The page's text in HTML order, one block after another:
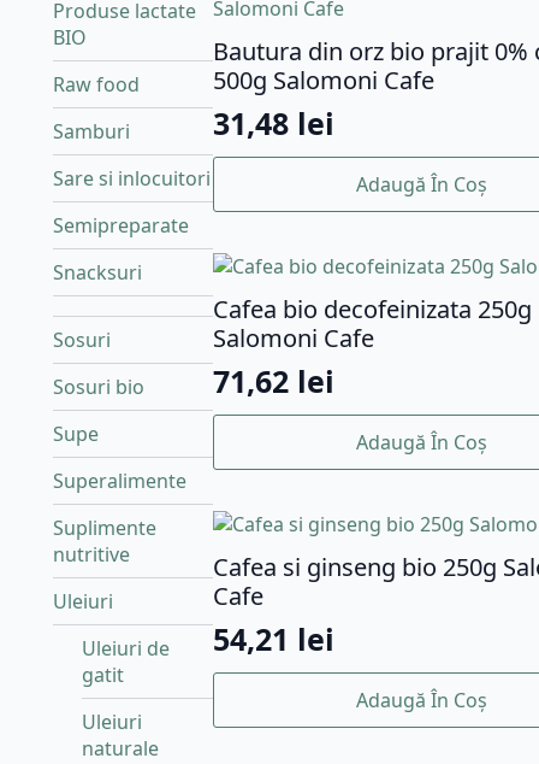
Produse lactate
BIO
Raw food
Samburi
Sare si inlocuitori
Semipreparate
Snacksuri
Sosuri
Sosuri bio
Supe
Superalimente
Suplimente
nutritive
Uleiuri
Uleiuri de
gatit
Uleiuri
naturale
Bautura din orz bio prajit 0%
500g Salomoni Cafe
31,48 lei
Adaugă În Coș
Cafea bio decofeinizata 250g
Salomoni Cafe
71,62 lei
Adaugă În Coș
Cafea si ginseng bio 250g
Cafe
54,21 lei
Adaugă În Coș